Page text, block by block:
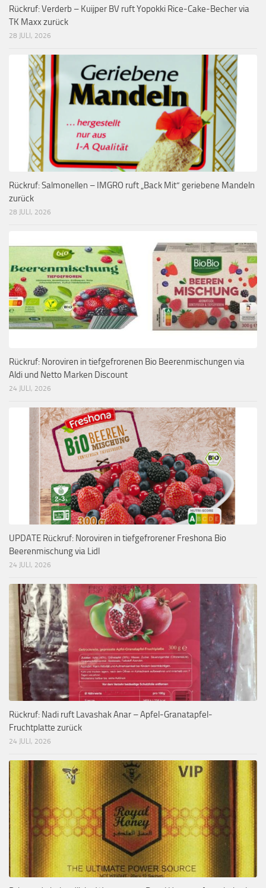
Rückruf: Verderb – Kuijper BV ruft Yopokki Rice-Cake-Becher via
TK Maxx zurück
28 JULI, 2026
Rückruf: Salmonellen – IMGRO ruft „Back Mit“ geriebene Mandeln
zurück
28 JULI, 2026
Rückruf: Noroviren in tiefgefrorenen Bio Beerenmischungen via
Aldi und Netto Marken Discount
24 JULI, 2026
UPDATE Rückruf: Noroviren in tiefgefrorener Freshona Bio
Beerenmischung via Lidl
24 JULI, 2026
Rückruf: Nadi ruft Lavashak Anar – Apfel-Granatapfel-
Fruchtplatte zurück
24 JULI, 2026